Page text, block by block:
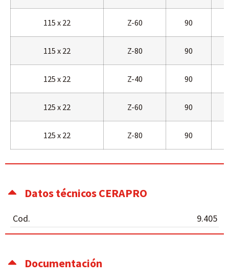
115 x 22 Z-60 90
115 x 22 Z-80 90
125 x 22 Z-40 90
125 x 22 Z-60 90
125 x 22 Z-80 90
Datos técnicos CERAPRO
Cod. 9.405
Documentación